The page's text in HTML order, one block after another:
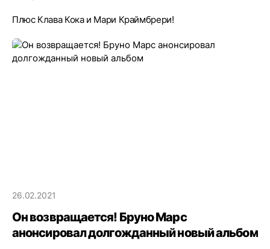
Плюс Клава Кока и Мари Краймбрери!
26.02.2021
Он возвращается! Бруно Марс
анонсировал долгожданный новый альбом